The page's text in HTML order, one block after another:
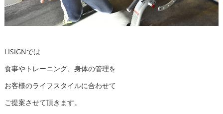
LISIGNでは
食事やトレーニング、身体の管理を
お客様のライフスタイルに合わせて
ご提案させて頂きます。